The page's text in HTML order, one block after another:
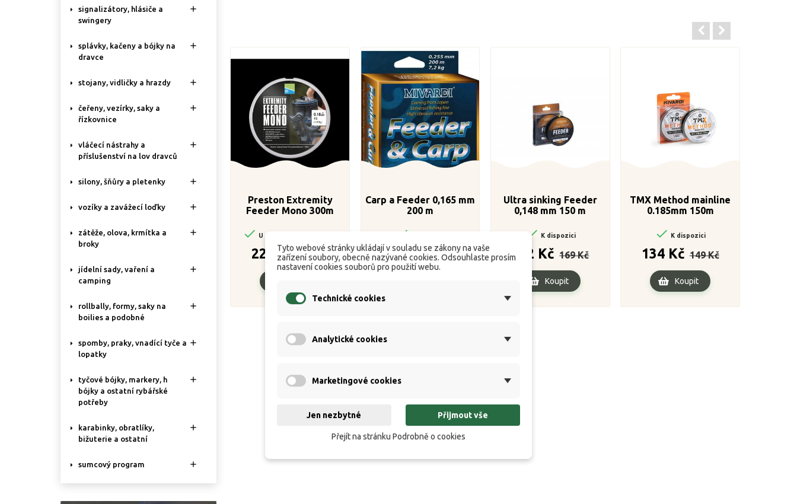
signalizátory, hlásiče a
swingery

splávky, kačeny a bójky na
dravce

stojany, vidličky a hrazdy 
čeřeny, vezírky, saky a
řízkovnice

vláčecí nástrahy a
příslušenství na lov dravců

silony, šňůry a pletenky 
vozíky a zavážecí loďky 
zátěže, olova, krmítka a
broky

jídelní sady, vaření a
camping

rollbally, formy, saky na
boilies a podobné

spomby, praky, vnadící tyče a
lopatky

tyčové bójky, markery, h
bójky a ostatní rybářské
potřeby

karabinky, obratlíky,
bižuterie a ostatní

sumcový program 
Preston Extremity
Feeder Mono 300m
 U dodavatele k dispozici
221 Kč Běžná
cena
260 Kč
Cena
Carp a Feeder 0,165 mm
200 m

98 Kč Běžná
cena
109 Kč
Cena
Ultra sinking Feeder
0,148 mm 150 m
 K dispozici
152 Kč
cena
169 Kč
Koupit
TMX Method mainline
0.185mm 150m
 K dispozici
134 Kč cena
149 Kč
Cena
Koupit
Tyto webové stránky ukládají v souladu se zákony na vaše
zařízení soubory, obecně nazývané cookies. Odsouhlaste prosím
nastavení cookies souborů pro použití webu.
Technické cookies
Analytické cookies
Marketingové cookies
Jen nezbytné Přijmout vše
Přejít na stránku Podrobně o cookies